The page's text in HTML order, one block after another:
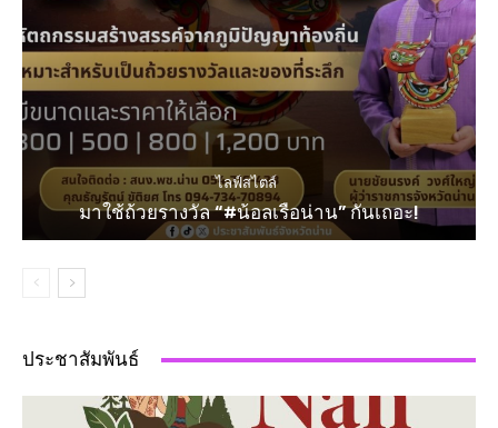
ไลฟ์สไตล์
มาใช้ถ้วยรางวัล “#น้อลเรือน่าน” กันเถอะ!
ประชาสัมพันธ์